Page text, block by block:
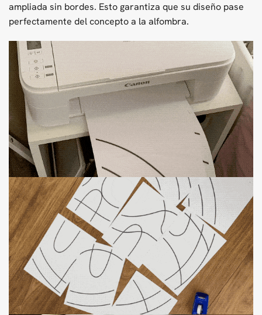
ampliada sin bordes. Esto garantiza que su diseño pase
perfectamente del concepto a la alfombra.